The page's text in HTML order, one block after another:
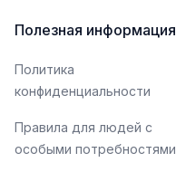
Полезная информация
Политика
конфиденциальности
Правила для людей с
особыми потребностями